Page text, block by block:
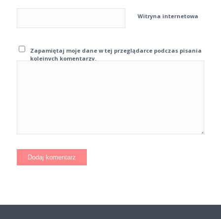
Witryna internetowa
Zapamiętaj moje dane w tej przeglądarce podczas pisania
kolejnych komentarzy.